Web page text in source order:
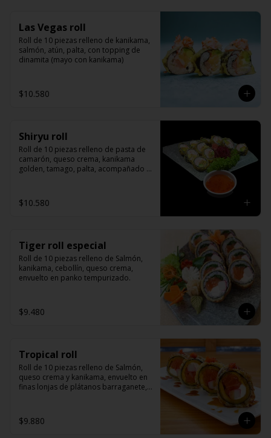
Las Vegas roll
Roll de 10 piezas relleno de kanikama,
salmón, atún, palta, con topping de
dinamita (mayo con kanikama)
$10.580
Shiryu roll
Roll de 10 piezas relleno de pasta de
camarón, queso crema, kanikama
golden, tamago, palta, acompañado
$10.580
Tiger roll especial
Roll de 10 piezas relleno de Salmón,
kanikama, cebollín, queso crema,
envuelto en panko tempurizado.
$9.480
Tropical roll
Roll de 10 piezas relleno de Salmón,
queso crema y kanikama, envuelto en
finas lonjas de plátanos barraganete,
$9.880